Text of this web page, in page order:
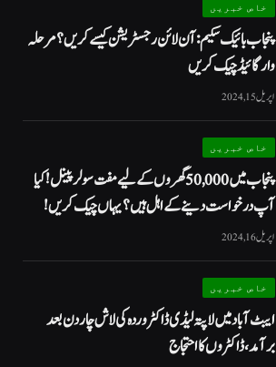
خاص خبریں
پنجاب بائیک سکیم: آن لائن رجسٹریشن کیسے کریں؟ مرحلہ
وار گائیڈ چیک کریں
اپریل 15, 2024
خاص خبریں
پنجاب میں 50,000 گھروں کے لیے مفت سولر پینل! کیا
آپ درخواست دینے کے اہل ہیں؟ یہاں چیک کریں!
اپریل 16, 2024
خاص خبریں
ایبٹ آباد میں لاپتہ لیڈی ڈاکٹر وردہ کی لاش چار دن بعد
برآمد، ڈاکٹروں کا احتجاج